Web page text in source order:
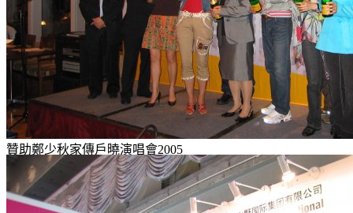
贊助鄭少秋家傳戶曉演唱會2005